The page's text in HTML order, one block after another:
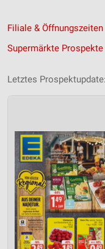
Filiale &
Supermärkte Prospekte
Letztes